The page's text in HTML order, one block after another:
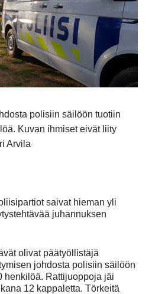
polisiin säilöön tuotiin
Kuvan ihmiset eivät liity
Arvila
saivat hieman yli
juhannuksen
olivat päätyöllistäjä
johdosta polisiin säilöön
henkilöä. Rattijuoppoja jäi
12 kappaletta. Törkeitä